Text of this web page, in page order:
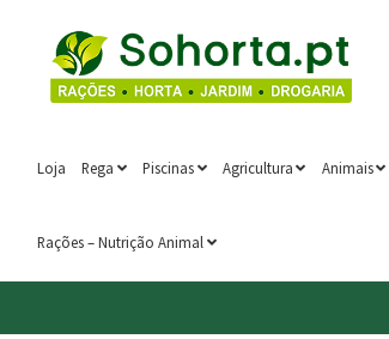
Ir
para
a
Saltar
para
o
Loja Rega Piscinas Agricultura Animais
Rações – Nutrição Animal